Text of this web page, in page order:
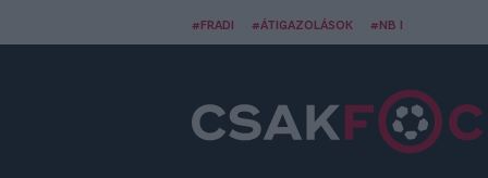
#FRADI #ÁTIGAZOLÁSOK #NB I